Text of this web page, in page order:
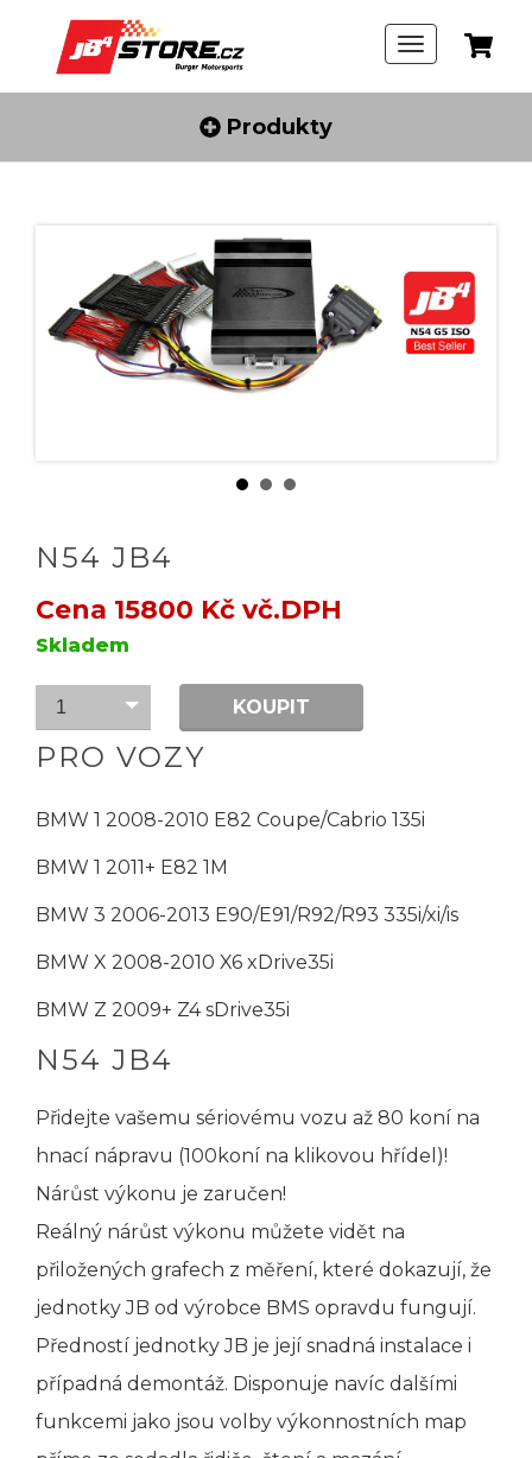
Produkty
N54 JB4
Cena 15800 Kč vč.DPH
Skladem
1 KOUPIT
PRO VOZY
BMW 1 2008-2010 E82 Coupe/Cabrio 135i
BMW 1 2011+ E82 1M
BMW 3 2006-2013 E90/E91/R92/R93 335i/xi/is
BMW X 2008-2010 X6 xDrive35i
BMW Z 2009+ Z4 sDrive35i
N54 JB4
Přidejte vašemu sériovému vozu až 80 koní na
hnací nápravu (100koní na klikovou hřídel)!
Nárůst výkonu je zaručen!
Reálný nárůst výkonu můžete vidět na
přiložených grafech z měření, které dokazují, že
jednotky JB od výrobce BMS opravdu fungují.
Předností jednotky JB je její snadná instalace i
případná demontáž. Disponuje navíc dalšími
funkcemi jako jsou volby výkonnostních map